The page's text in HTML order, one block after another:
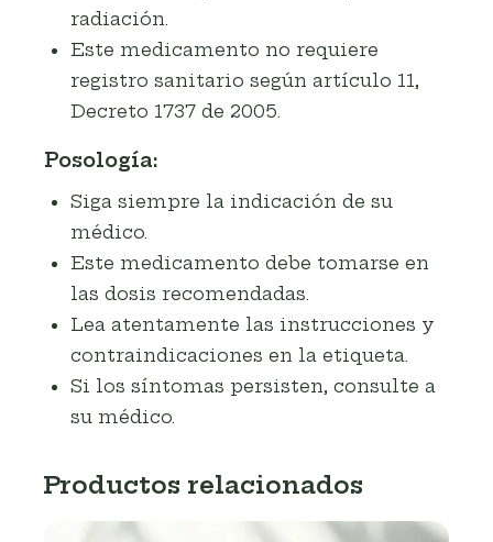
radiación.
Este medicamento no requiere
registro sanitario según artículo 11,
Decreto 1737 de 2005.
Posología:
Siga siempre la indicación de su
médico.
Este medicamento debe tomarse en
las dosis recomendadas.
Lea atentamente las instrucciones y
contraindicaciones en la etiqueta.
Si los síntomas persisten, consulte a
su médico.
Productos relacionados